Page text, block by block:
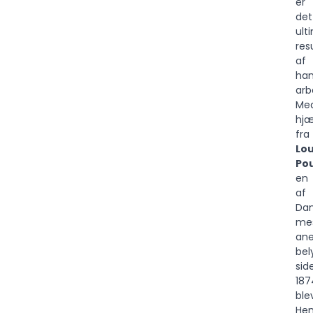
det
af
fra
en
af